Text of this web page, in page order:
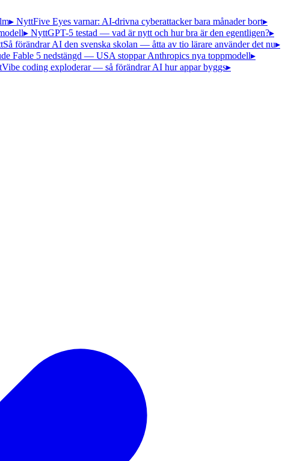
▸ NyttFive Eyes varnar: AI-drivna cyberattacker bara månader bort▸
▸ NyttGPT-5 testad — vad är nytt och hur bra är den egentligen?▸
Så förändrar AI den svenska skolan — åtta av tio lärare använder det nu▸
Fable 5 nedstängd — USA stoppar Anthropics nya toppmodell▸
Vibe coding exploderar — så förändrar AI hur appar byggs▸